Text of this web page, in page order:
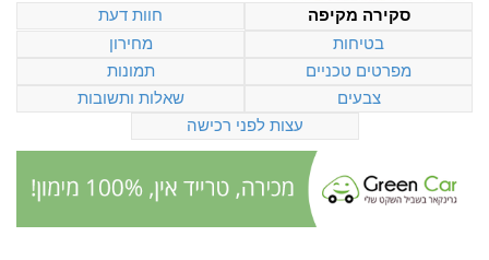
סקירה מקיפה
חוות דעת
בטיחות
מחירון
מפרטים טכניים
תמונות
צבעים
שאלות ותשובות
עצות לפני רכישה